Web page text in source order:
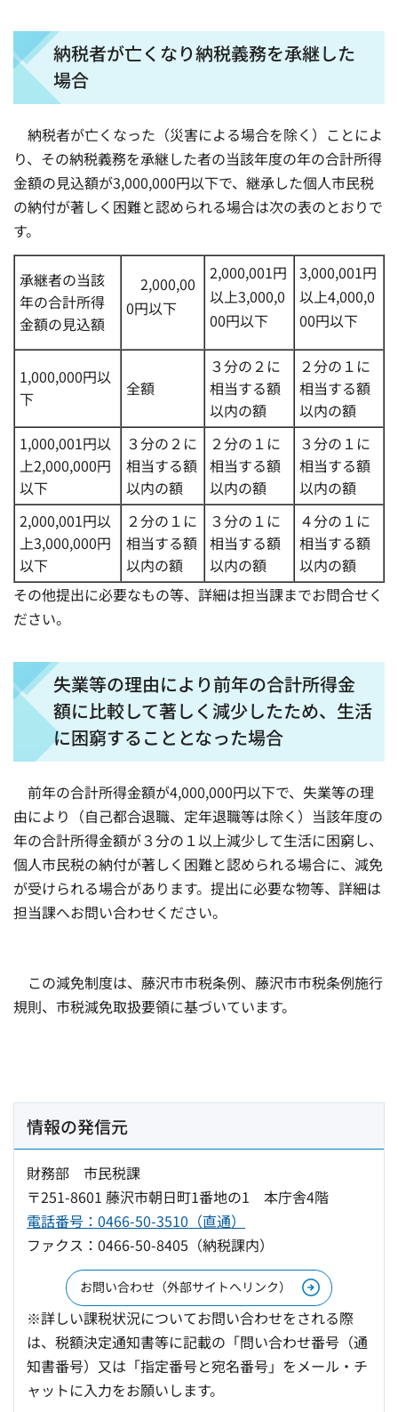
納税者が亡くなり納税義務を承継した
場合
納税者が亡くなった（災害による場合を除く）ことによ
り、その納税義務を承継した者の当該年度の年の合計所得
金額の見込額が3,000,000円以下で、継承した個人市民税
の納付が著しく困難と認められる場合は次の表のとおりで
す。
承継者の当該
年の合計所得
金額の見込額
2,000,00
0円以下
2,000,001円
以上3,000,0
00円以下
3,000,001円
以上4,000,0
00円以下
1,000,000円以
下
全額
３分の２に
相当する額
以内の額
２分の１に
相当する額
以内の額
1,000,001円以
上2,000,000円
以下
３分の２に
相当する額
以内の額
２分の１に
相当する額
以内の額
３分の１に
相当する額
以内の額
2,000,001円以
上3,000,000円
以下
２分の１に
相当する額
以内の額
３分の１に
相当する額
以内の額
４分の１に
相当する額
以内の額
その他提出に必要なもの等、詳細は担当課までお問合せく
ださい。
失業等の理由により前年の合計所得金
額に比較して著しく減少したため、生活
に困窮することとなった場合
前年の合計所得金額が4,000,000円以下で、失業等の理
由により（自己都合退職、定年退職等は除く）当該年度の
年の合計所得金額が３分の１以上減少して生活に困窮し、
個人市民税の納付が著しく困難と認められる場合に、減免
が受けられる場合があります。提出に必要な物等、詳細は
担当課へお問い合わせください。
この減免制度は、藤沢市市税条例、藤沢市市税条例施行
規則、市税減免取扱要領に基づいています。
情報の発信元
財務部 市民税課
〒251-8601 藤沢市朝日町1番地の1 本庁舎4階
電話番号：0466-50-3510（直通）
ファクス：0466-50-8405（納税課内）
お問い合わせ（外部サイトへリンク）
※詳しい課税状況についてお問い合わせをされる際
は、税額決定通知書等に記載の「問い合わせ番号（通
知書番号）又は「指定番号と宛名番号」をメール・チ
ャットに入力をお願いします。